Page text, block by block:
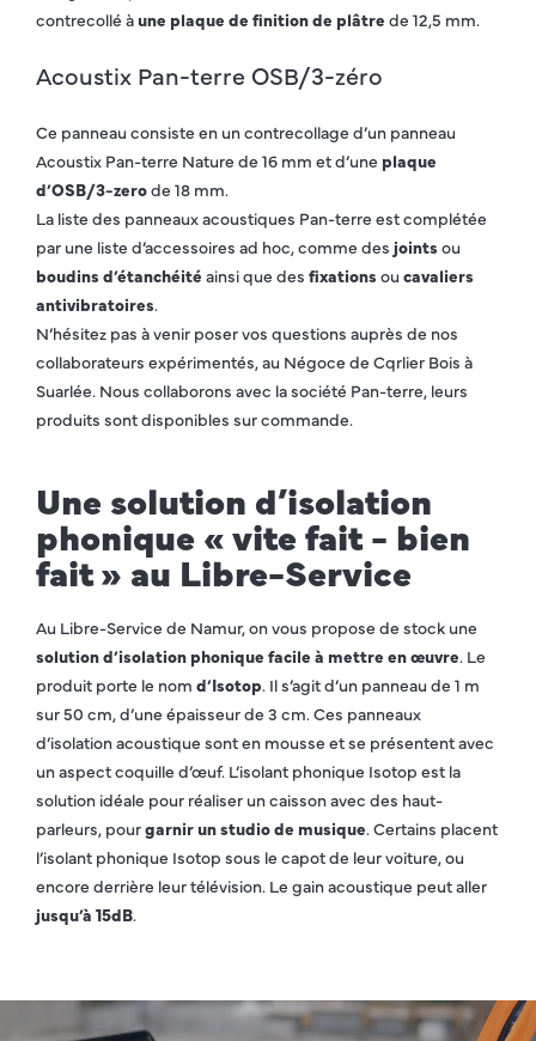
contrecollé àune plaque de finition de plâtre de 12,5 mm.
Acoustix Pan-terre OSB/3-zéro
Ce panneau consiste en un contrecollage d’un panneau
Acoustix Pan-terre Nature de 16 mm et d’une plaque
d’OSB/3-zerode 18 mm.
La liste des panneaux acoustiques Pan-terre est complétée
par une liste d’accessoires ad hoc, comme des joints ou
boudins d’étanchéité ainsi que des fixations ou cavaliers
antivibratoires.
N’hésitez pas à venir poser vos questions auprès de nos
collaborateurs expérimentés, au Négoce de Cqrlier Bois à
Suarlée. Nous collaborons avec la société Pan-terre, leurs
produits sont disponibles sur commande.
Une solution d’isolation
phonique « vite fait - bien
fait » au Libre-Service
Au Libre-Service de Namur, on vous propose de stock une
solution d’isolation phonique facile à mettre en œuvre. Le
produit porte le nom d’Isotop. Il s’agit d’un panneau de 1 m
sur 50 cm, d’une épaisseur de 3 cm. Ces panneaux
d’isolation acoustique sont en mousse et se présentent avec
un aspect coquille d’œuf. L’isolant phonique Isotop est la
solution idéale pour réaliser un caisson avec des haut-
parleurs, pourgarnir un studio de musique. Certains placent
l’isolant phonique Isotop sous le capot de leur voiture, ou
encore derrière leur télévision. Le gain acoustique peut aller
jusqu’à 15dB.